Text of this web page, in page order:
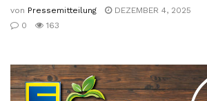
von Pressemitteilung
DEZEMBER 4, 2025
0
163